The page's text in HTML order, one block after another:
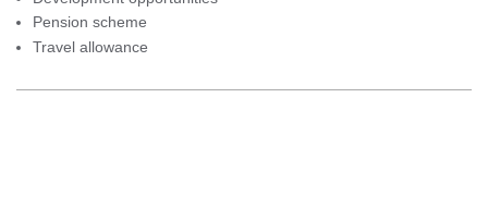
Pension scheme
Travel allowance